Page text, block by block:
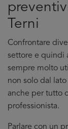
Terni
Confrontare
settore e quindi
sempre molto
non solo dal lato
anche per tutto
professionista.
Parlare con un